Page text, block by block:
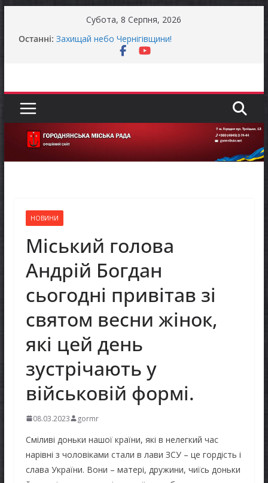
Субота, 8 Серпня, 2026
Останні: Захищай небо Чернігівщини!
Батьки майбутніх першокласників уже можуть
Як отримати компенсацію за товари, придбані
Уповноважений Верховної Ради України з
прав людини проводить опитування щодо
реалізації права осіб з інвалідністю на працю
НОВИНИ
Міський голова
Андрій Богдан
сьогодні привітав зі
святом весни жінок,
які цей день
зустрічають у
військовій формі.
08.03.2023 gormr
Сміливі доньки нашої країни, які в нелегкий час
нарівні з чоловіками стали в лави ЗСУ – це гордість і
слава України. Вони – матері, дружини, чиїсь доньки